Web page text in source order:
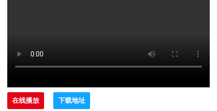
在线播放 下载地址